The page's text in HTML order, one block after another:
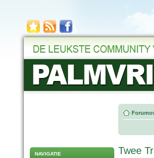
NAVIGATIE Twee